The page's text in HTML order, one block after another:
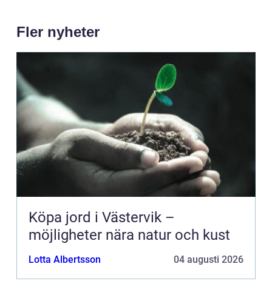
Fler nyheter
Köpa jord i Västervik –
möjligheter nära natur och kust
Lotta Albertsson 04 augusti 2026